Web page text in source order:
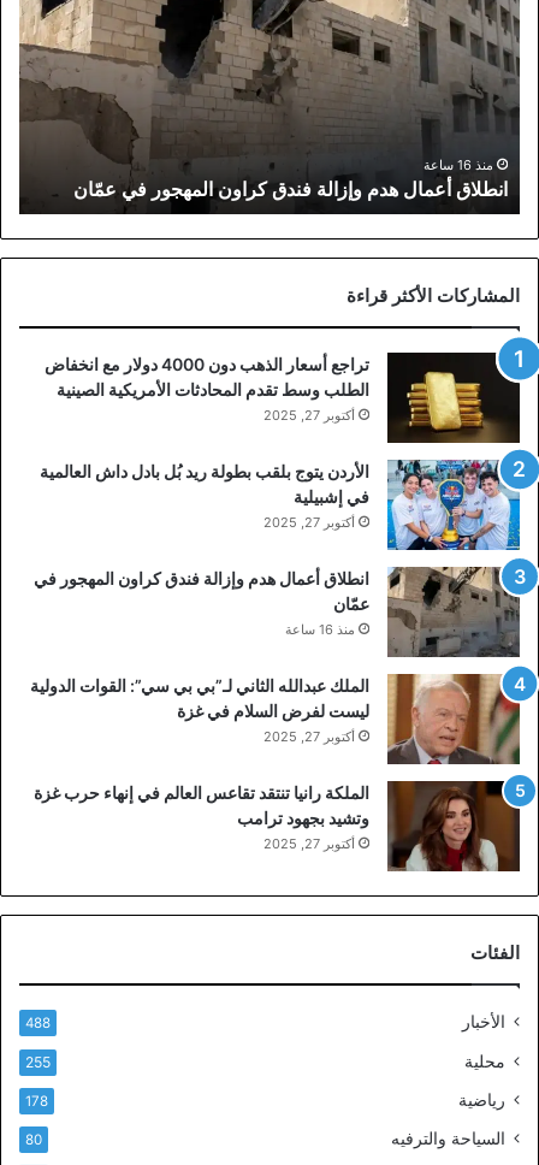
هدم
وإزالة
فندق
كراون
المهجور
عمّانمنذ 16 ساعة
انطلاق أعمال هدم وإزالة فندق كراون المهجور في عمّان
المشاركات الأكثر قراءة
تراجع أسعار الذهب دون 4000 دولار مع انخفاض
الطلب وسط تقدم المحادثات الأمريكية الصينية
أكتوبر 27, 2025
الأردن يتوج بلقب بطولة ريد بُل بادل داش العالمية
في إشبيلية
أكتوبر 27, 2025
انطلاق أعمال هدم وإزالة فندق كراون المهجور في
عمّان
منذ 16 ساعة
الملك عبدالله الثاني لـ”بي بي سي”: القوات الدولية
ليست لفرض السلام في غزة
أكتوبر 27, 2025
الملكة رانيا تنتقد تقاعس العالم في إنهاء حرب غزة
وتشيد بجهود ترامب
أكتوبر 27, 2025
الفئات
الأخبار 488
محلية 255
رياضية 178
السياحة والترفيه 80